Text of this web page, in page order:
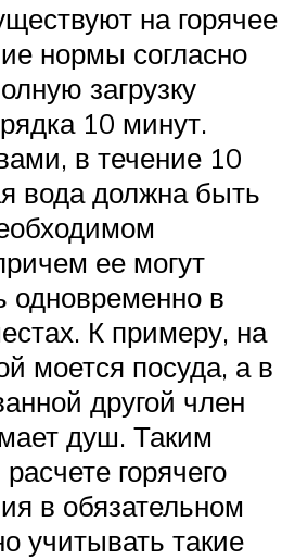
на горячее
нормы согласно
загрузку
10 минут.
в течение 10
вода должна быть
ее могут
одновременно в
К примеру, на
моется посуда, а в
другой член
душ. Таким
горячего
в обязательном
учитывать такие